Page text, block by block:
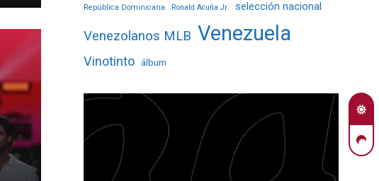
República Dominicana Ronald Acuña Jr. selección nacional
Venezolanos MLB Venezuela
Vinotinto álbum